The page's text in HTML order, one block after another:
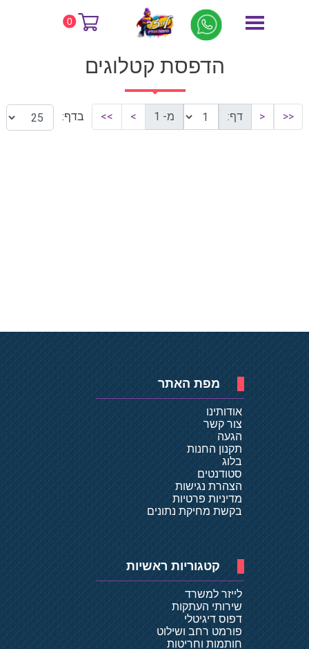
0 דף הבית הדפסת קטלוגים
הדפסת קטלוגים
<<
< דף: מ- 1 >
>> בדף:
מפת האתר
אודותינו
צור קשר
הגעה
תקנון החנות
בלוג
סטודנטים
הצהרת נגישות
מדיניות פרטיות
בקשת מחיקת נתונים
קטגוריות ראשיות
לייזר למשרד
שירותי העתקות
דפוס דיגיטלי
פורמט רחב ושילוט
חותמות וחריטות